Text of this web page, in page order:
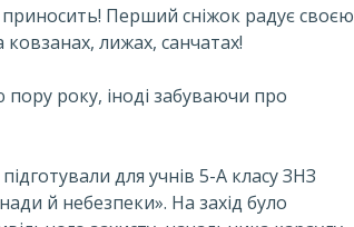
Перший сніжок радує своєю
ковзанах, лижах, санчатах!
пору року, іноді забуваючи про
для учнів 5-А класу ЗНЗ
й небезпеки». На захід було